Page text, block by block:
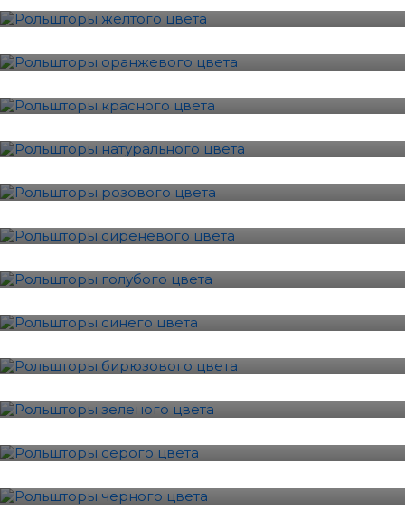
Оранжевый
Красный
Натуральный
Розовый
Сиреневый
Голубой
Синий
Бирюзовый
Зеленый
Серый
Черный